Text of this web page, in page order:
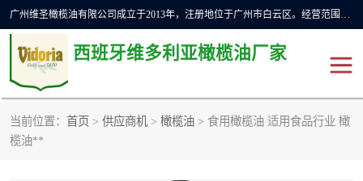
广州维圣橄榄油有限公司成立于2013年，注册地位于广州市白云区。经营范围包括饲料原料销售;畜牧渔业饲料销售;化妆品批发;贸易经纪;食品进出口等，主要产品有：橄榄果渣油，橄榄油，纯橄榄油等。
西班牙维多利亚橄榄油厂家
当前位置： 首页 > 供应商机 > 橄榄油 > 食用橄榄油 适用食品行业 橄
榄油**
橄榄油